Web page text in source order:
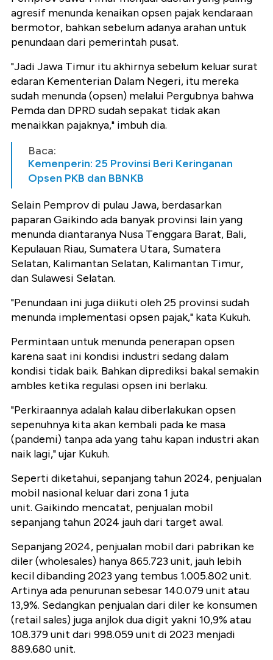
agresif menunda kenaikan opsen pajak kendaraan
bermotor, bahkan sebelum adanya arahan untuk
penundaan dari pemerintah pusat.
"Jadi Jawa Timur itu akhirnya sebelum keluar surat
edaran Kementerian Dalam Negeri, itu mereka
sudah menunda (opsen) melalui Pergubnya bahwa
Pemda dan DPRD sudah sepakat tidak akan
menaikkan pajaknya," imbuh dia.
Baca:
Kemenperin: 25 Provinsi Beri Keringanan
Opsen PKB dan BBNKB
Selain Pemprov di pulau Jawa, berdasarkan
paparan Gaikindo ada banyak provinsi lain yang
menunda diantaranya Nusa Tenggara Barat, Bali,
Kepulauan Riau, Sumatera Utara, Sumatera
Selatan, Kalimantan Selatan, Kalimantan Timur,
dan Sulawesi Selatan.
"Penundaan ini juga diikuti oleh 25 provinsi sudah
menunda implementasi opsen pajak," kata Kukuh.
Permintaan untuk menunda penerapan opsen
karena saat ini kondisi industri sedang dalam
kondisi tidak baik. Bahkan diprediksi bakal semakin
ambles ketika regulasi opsen ini berlaku.
"Perkiraannya adalah kalau diberlakukan opsen
sepenuhnya kita akan kembali pada ke masa
(pandemi) tanpa ada yang tahu kapan industri akan
naik lagi," ujar Kukuh.
Seperti diketahui, sepanjang tahun 2024, penjualan
mobil nasional keluar dari zona 1 juta
unit. Gaikindo mencatat, penjualan mobil
sepanjang tahun 2024 jauh dari target awal.
Sepanjang 2024, penjualan mobil dari pabrikan ke
diler (wholesales) hanya 865.723 unit, jauh lebih
kecil dibanding 2023 yang tembus 1.005.802 unit.
Artinya ada penurunan sebesar 140.079 unit atau
13,9%. Sedangkan penjualan dari diler ke konsumen
(retail sales) juga anjlok dua digit yakni 10,9% atau
108.379 unit dari 998.059 unit di 2023 menjadi
889.680 unit.